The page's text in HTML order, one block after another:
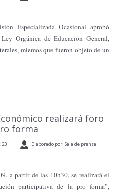
EspecializadaOcasional aprobó
Orgánica de Educación General,
miemos que fueron objeto de un
realizará foro
forma
Elaborado por: Sala de prensa
a partir de las 10h30, se realizará el
participativa de la pro forma”,